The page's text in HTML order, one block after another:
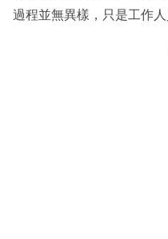
過程並無異樣，只是工作